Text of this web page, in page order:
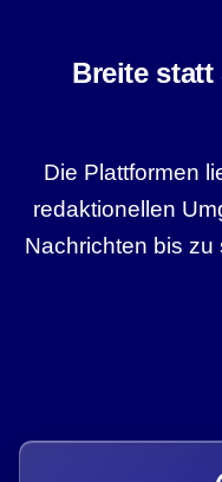
Breite statt
Die Plattformen
redaktionellen
Nachrichten bis